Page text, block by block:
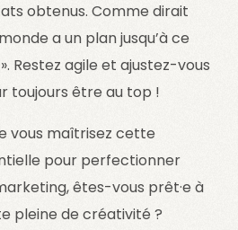
obtenus. Comme dirait
a un plan jusqu’à ce
Restez agile et ajustez-vous
toujours être au top !
vous maîtrisez cette
pour perfectionner
êtes-vous prêt·e à
pleine de créativité ?